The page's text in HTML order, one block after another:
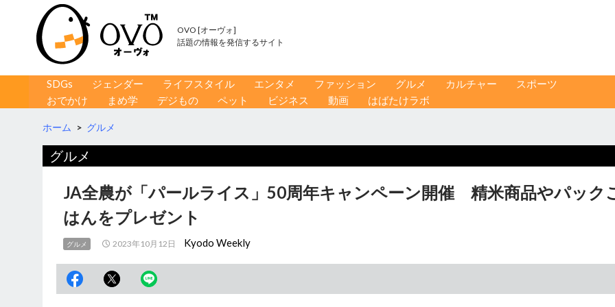
OVO [オーヴォ]
話題の情報を発信するサイト
コンテンツへ移動
SDGs ジェンダー ライフスタイル エンタメ ファッション グルメ カルチャー
スポーツ
おでかけ
まめ学 デジもの ペット ビジネス 動画 はばたけラボ
ホーム > グルメ
グルメ
JA全農が「パールライス」50周年キャンペーン開催 精米商品やパック
はんをプレゼント
グルメ 2023年10月12日 Kyodo Weekly